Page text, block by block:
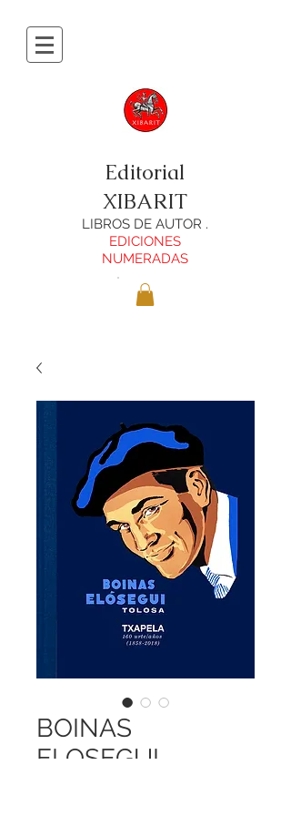
Editorial
XIBARIT
LIBROS DE AUTOR .
EDICIONES
NUMERADAS
BOINAS
ELOSEGUI